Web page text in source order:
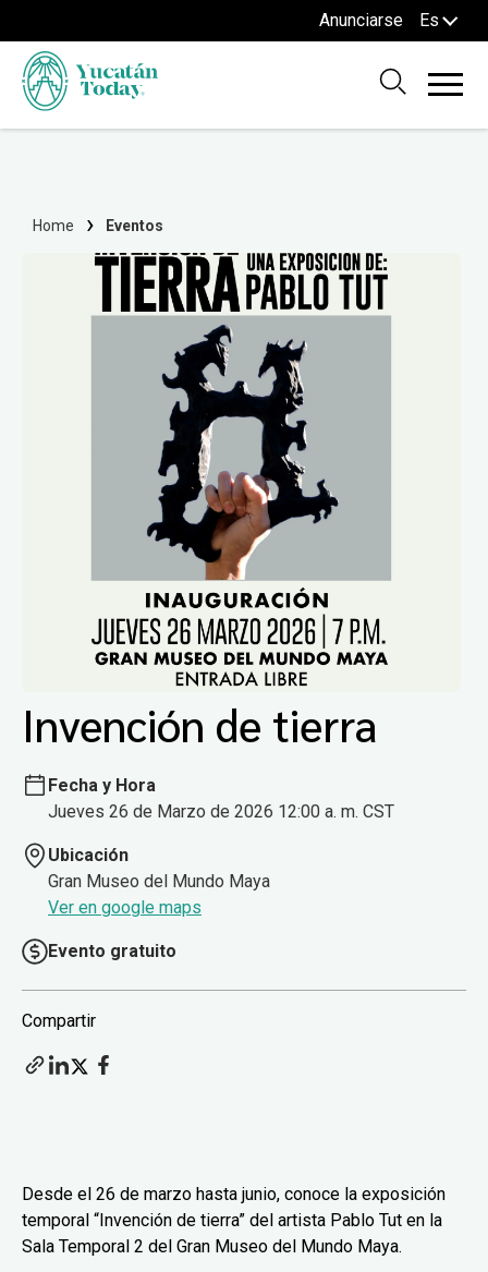
Anunciarse Es
Home Eventos
Invención de tierra
Fecha y Hora
Jueves 26 de Marzo de 2026 12:00 a. m. CST
Ubicación
Gran Museo del Mundo Maya
Ver en google maps
Evento gratuito
Compartir
Desde el 26 de marzo hasta junio, conoce la exposición
temporal “Invención de tierra” del artista Pablo Tut en la
Sala Temporal 2 del Gran Museo del Mundo Maya.